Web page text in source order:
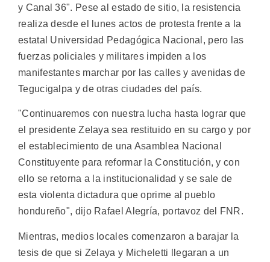
y Canal 36". Pese al estado de sitio, la resistencia
realiza desde el lunes actos de protesta frente a la
estatal Universidad Pedagógica Nacional, pero las
fuerzas policiales y militares impiden a los
manifestantes marchar por las calles y avenidas de
Tegucigalpa y de otras ciudades del país.
"Continuaremos con nuestra lucha hasta lograr que
el presidente Zelaya sea restituido en su cargo y por
el establecimiento de una Asamblea Nacional
Constituyente para reformar la Constitución, y con
ello se retorna a la institucionalidad y se sale de
esta violenta dictadura que oprime al pueblo
hondureño", dijo Rafael Alegría, portavoz del FNR.
Mientras, medios locales comenzaron a barajar la
tesis de que si Zelaya y Micheletti llegaran a un